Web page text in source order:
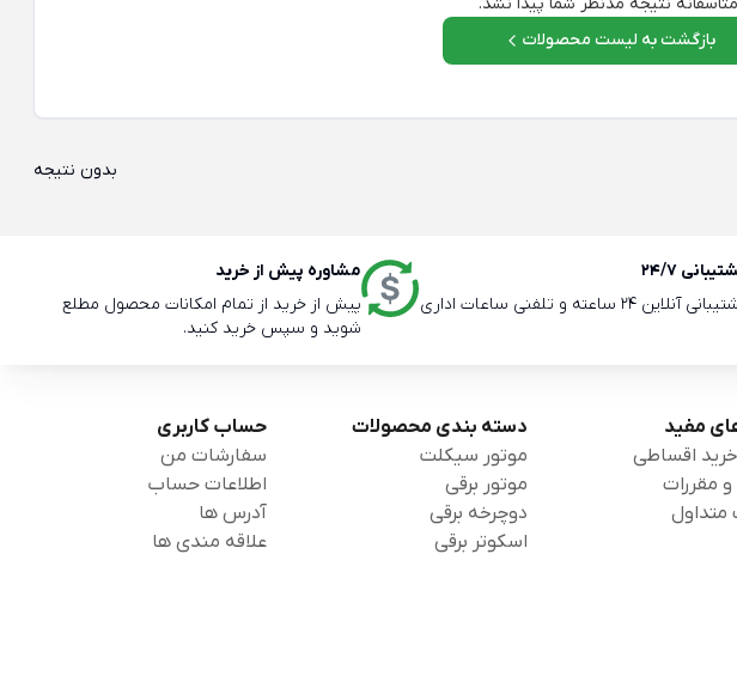
بازگشت به لیست محصولات
بدون نتیجه
24/7
آنلاین 24 ساعته و تلفنی ساعات اداری
مشاوره پیش از خرید
پیش از خرید از تمام امکانات محصول مطلع
شوید و سپس خرید کنید.
مفید
اقساطی
و مقررات
متداول
دسته بندی محصولات
موتور سیکلت
موتور برقی
دوچرخه برقی
اسکوتر برقی
حساب کاربری
سفارشات من
اطلاعات حساب
آدرس ها
علاقه مندی ها